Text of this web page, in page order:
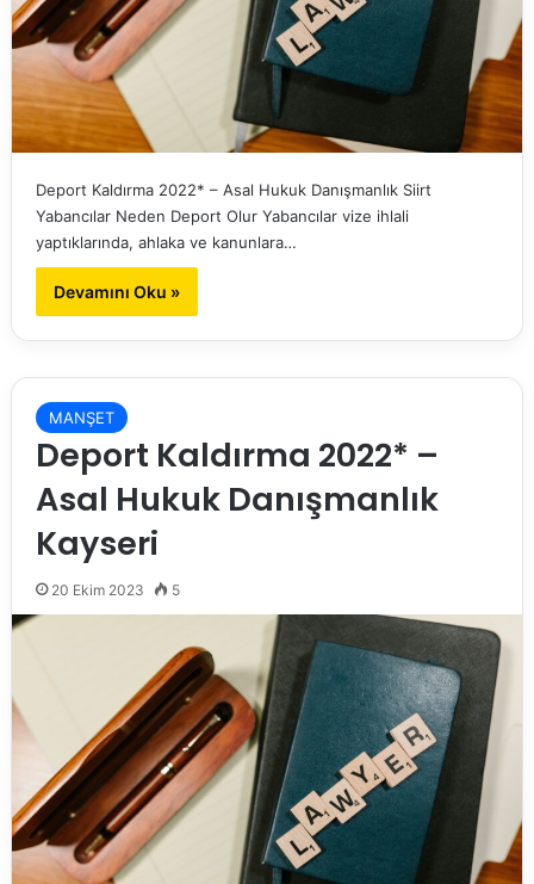
Deport Kaldırma 2022* – Asal Hukuk Danışmanlık Siirt
Yabancılar Neden Deport Olur Yabancılar vize ihlali
yaptıklarında, ahlaka ve kanunlara…
Devamını Oku »
MANŞET
Deport Kaldırma 2022* –
Asal Hukuk Danışmanlık
Kayseri
20 Ekim 2023 5